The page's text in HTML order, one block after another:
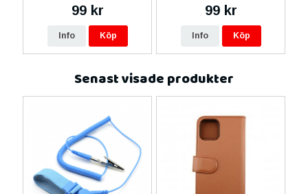
99 kr
Info Köp
99 kr
Info Köp
Senast visade produkter